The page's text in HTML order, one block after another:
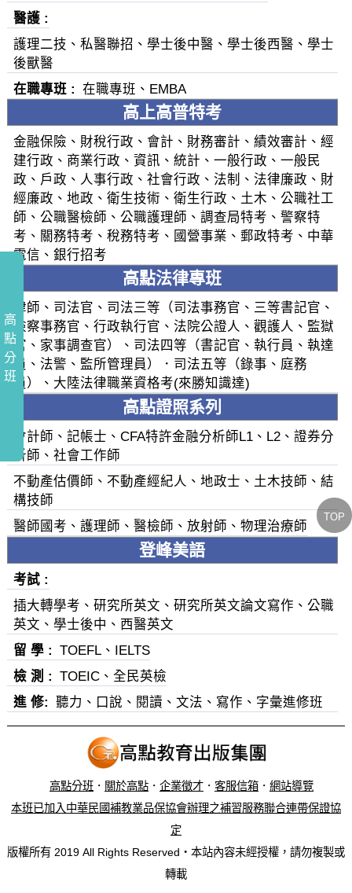
醫護
護理二技、私醫聯招、學士後中醫、學士後西醫、學士
後獸醫
在職專班
在職專班、EMBA
高上高普特考
金融保險、財稅行政、會計、財務審計、績效審計、經
建行政、商業行政、資訊、統計、一般行政、一般民
政、戶政、人事行政、社會行政、法制、法律廉政、財
經廉政、地政、衛生技術、衛生行政、土木、公職社工
師、公職醫檢師、公職護理師、調查局特考、警察特
考、關務特考、稅務特考、國營事業、郵政特考、中華
電信、銀行招考
高點法律專班
律師、司法官、司法三等（司法事務官、三等書記官、
檢察事務官、行政執行官、法院公證人、觀護人、監獄
官、家事調查官）、司法四等（書記官、執行員、執達
員、法警、監所管理員）．司法五等（錄事、庭務
員）、大陸法律職業資格考(來勝知識達)
高點證照系列
會計師、記帳士、CFA特許金融分析師L1、L2、證券分
析師、社會工作師
不動產估價師、不動產經紀人、地政士、土木技師、結
構技師
醫師國考、護理師、醫檢師、放射師、物理治療師
登峰美語
考試
插大轉學考、研究所英文、研究所英文論文寫作、公職
英文、學士後中、西醫英文
留 學
TOEFL、IELTS
檢 測
TOEIC、全民英檢
進 修
聽力、口說、閱讀、文法、寫作、字彙進修班
高
點
分
班
高點分班． 關於高點． 企業徵才． 客服信箱． 網站導覽
本班已加入中華民國補教業品保協會辦理之補習服務聯合連帶保證協
定
版權所有 2019 All Rights Reserved‧本站內容未經授權，請勿複製或
轉載
TOP